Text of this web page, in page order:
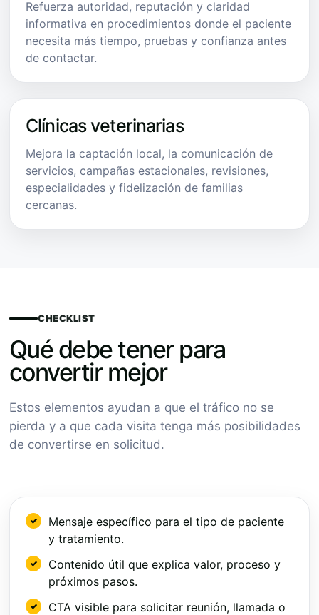
Refuerza autoridad, reputación y claridad
informativa en procedimientos donde el paciente
necesita más tiempo, pruebas y confianza antes
de contactar.
Clínicas veterinarias
Mejora la captación local, la comunicación de
servicios, campañas estacionales, revisiones,
especialidades y fidelización de familias
cercanas.
CHECKLIST
Qué debe tener para
convertir mejor
Estos elementos ayudan a que el tráfico no se
pierda y a que cada visita tenga más posibilidades
de convertirse en solicitud.
Mensaje específico para el tipo de paciente
y tratamiento.
Contenido útil que explica valor, proceso y
próximos pasos.
CTA visible para solicitar reunión, llamada o